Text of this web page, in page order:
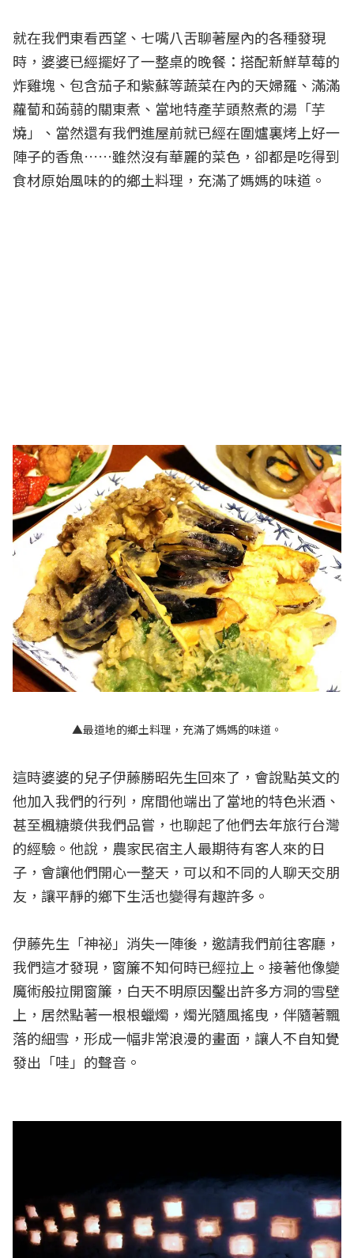
就在我們東看西望、七嘴八舌聊著屋內的各種發現
時，婆婆已經擺好了一整桌的晚餐：搭配新鮮草莓的
炸雞塊、包含茄子和紫蘇等蔬菜在內的天婦羅、滿滿
蘿蔔和蒟蒻的關東煮、當地特產芋頭熬煮的湯「芋
燒」、當然還有我們進屋前就已經在圍爐裏烤上好一
陣子的香魚……雖然沒有華麗的菜色，卻都是吃得到
食材原始風味的的鄉土料理，充滿了媽媽的味道。
▲最道地的鄉土料理，充滿了媽媽的味道。
這時婆婆的兒子伊藤勝昭先生回來了，會說點英文的
他加入我們的行列，席間他端出了當地的特色米酒、
甚至楓糖漿供我們品嘗，也聊起了他們去年旅行台灣
的經驗。他說，農家民宿主人最期待有客人來的日
子，會讓他們開心一整天，可以和不同的人聊天交朋
友，讓平靜的鄉下生活也變得有趣許多。
伊藤先生「神祕」消失一陣後，邀請我們前往客廳，
我們這才發現，窗簾不知何時已經拉上。接著他像變
魔術般拉開窗簾，白天不明原因鑿出許多方洞的雪壁
上，居然點著一根根蠟燭，燭光隨風搖曳，伴隨著飄
落的細雪，形成一幅非常浪漫的畫面，讓人不自知覺
發出「哇」的聲音。